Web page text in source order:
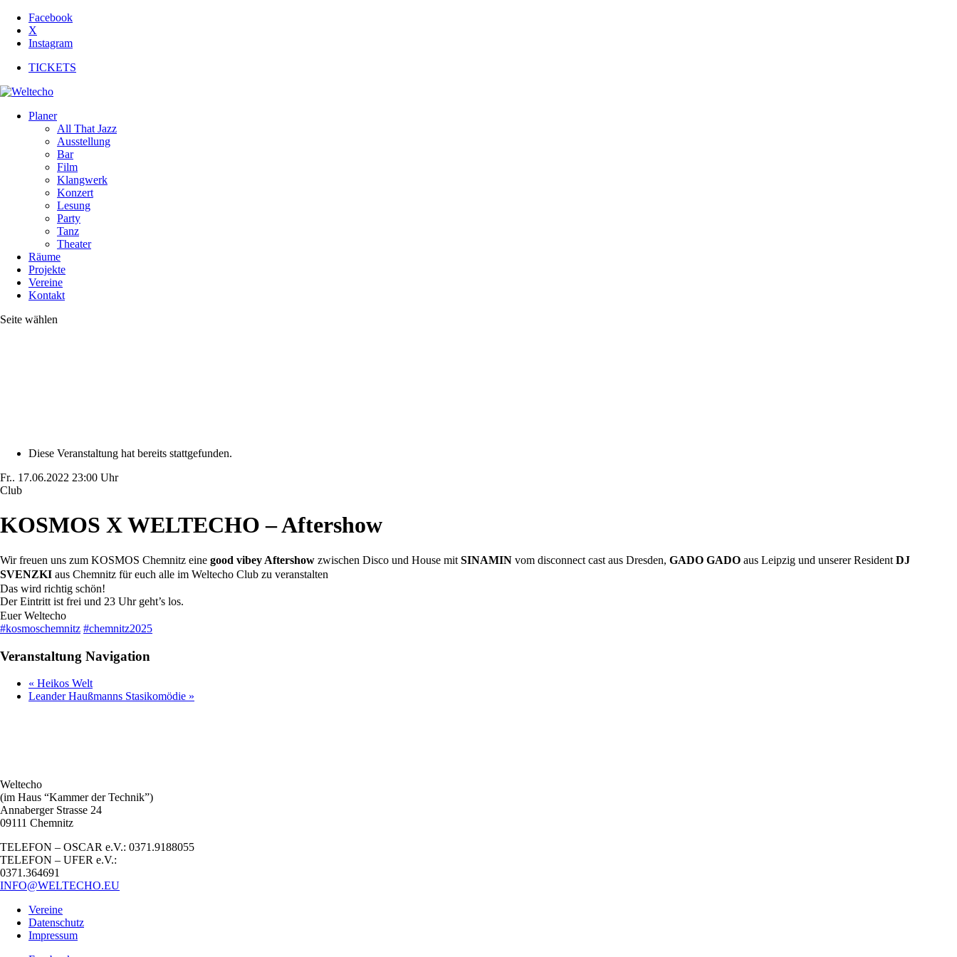
Facebook
X
Instagram
TICKETS
Planer
All That Jazz
Ausstellung
Bar
Film
Klangwerk
Konzert
Lesung
Party
Tanz
Theater
Räume
Projekte
Vereine
Kontakt
Seite wählen
Diese Veranstaltung hat bereits stattgefunden.
Fr.. 17.06.2022 23:00 Uhr
Club
KOSMOS X WELTECHO – Aftershow
Wir freuen uns zum KOSMOS Chemnitz eine good vibey Aftershow zwischen Disco und House mit SINAMIN vom disconnect cast aus Dresden, GADO GADO aus Leipzig und unserer Resident DJ
SVENZKI aus Chemnitz für euch alle im Weltecho Club zu veranstalten
Das wird richtig schön!
Der Eintritt ist frei und 23 Uhr geht’s los.
Euer Weltecho
#kosmoschemnitz #chemnitz2025
Veranstaltung Navigation
« Heikos Welt
Leander Haußmanns Stasikomödie »
Weltecho
(im Haus “Kammer der Technik”)
Annaberger Strasse 24
09111 Chemnitz
TELEFON – OSCAR e.V.: 0371.9188055
TELEFON – UFER e.V.:
0371.364691
INFO@WELTECHO.EU
Vereine
Datenschutz
Impressum